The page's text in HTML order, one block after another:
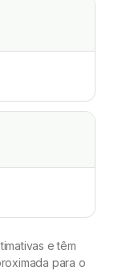
e têm
para o